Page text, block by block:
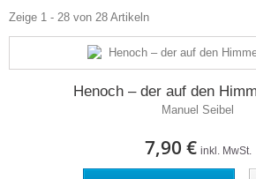
Zeige 1 - 28 von 28 Artikeln
Henoch – der auf den
Manuel Seibel
7,90 € inkl. MwSt.